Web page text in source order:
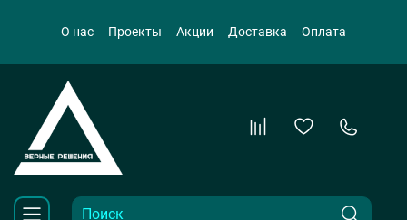
О нас Проекты Акции Доставка Оплата